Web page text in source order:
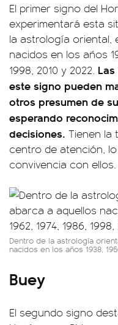
El primer signo del
experimentará esta
la astrología oriental,
nacidos en los años
1998, 2010 y 2022.
este signo pueden
otros presumen de
esperando
decisiones. Tienen la
centro de atención,
convivencia con ellos.
Dentro de la astrología
nacidos en los años 1938,
Buey
El segundo signo